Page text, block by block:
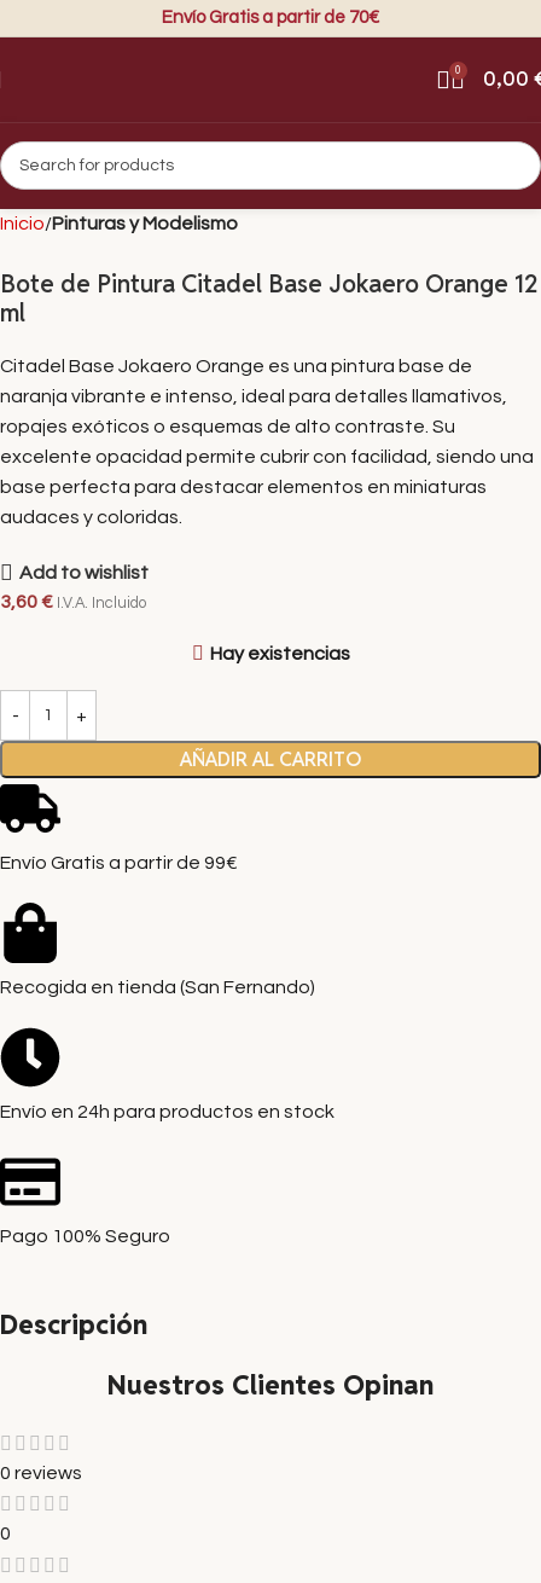
Envío Gratis a partir de 70€
0 0,00
Inicio Pinturas y Modelismo
Bote de Pintura Citadel Base Jokaero Orange 12
ml
Citadel Base Jokaero Orange es una pintura base de
naranja vibrante e intenso, ideal para detalles llamativos,
ropajes exóticos o esquemas de alto contraste. Su
excelente opacidad permite cubrir con facilidad, siendo una
base perfecta para destacar elementos en miniaturas
audaces y coloridas.
Add to wishlist
3,60€ I.V.A. Incluido
Hay existencias
AÑADIR AL CARRITO
Envío Gratis a partir de 99€
Recogida en tienda (San Fernando)
Envío en 24h para productos en stock
Pago 100% Seguro
Descripción
Nuestros Clientes Opinan
0 reviews
0